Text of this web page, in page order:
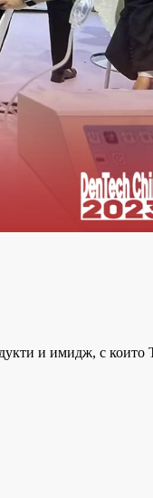
и имидж, с които